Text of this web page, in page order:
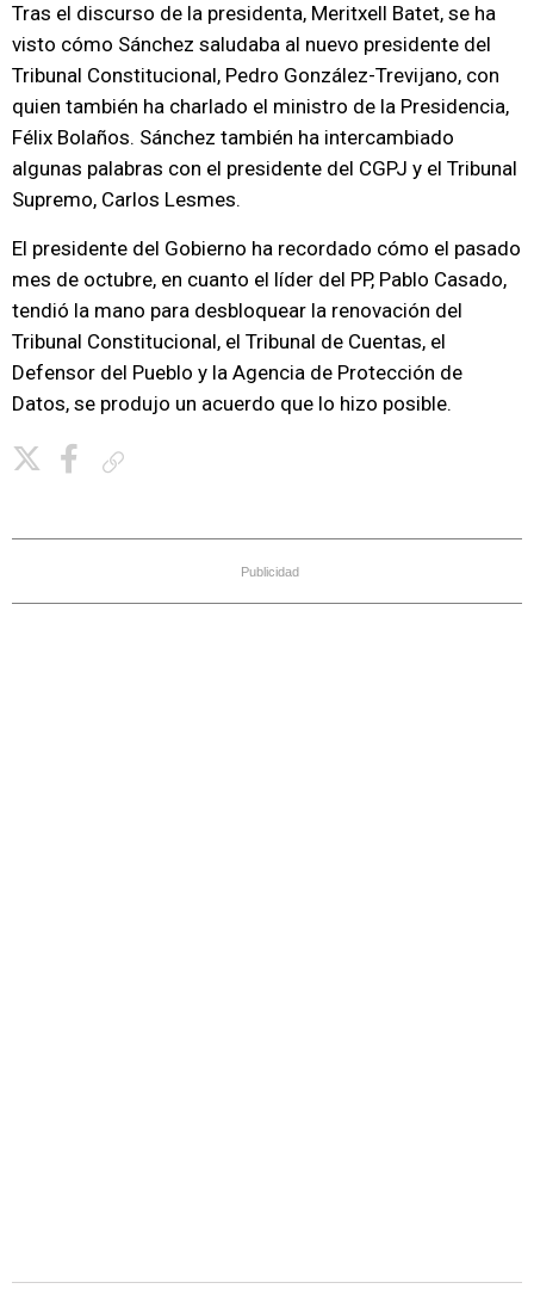
Tras el discurso de la presidenta, Meritxell Batet, se ha
visto cómo Sánchez saludaba al nuevo presidente del
Tribunal Constitucional, Pedro González-Trevijano, con
quien también ha charlado el ministro de la Presidencia,
Félix Bolaños. Sánchez también ha intercambiado
algunas palabras con el presidente del CGPJ y el Tribunal
Supremo, Carlos Lesmes.
El presidente del Gobierno ha recordado cómo el pasado
mes de octubre, en cuanto el líder del PP, Pablo Casado,
tendió la mano para desbloquear la renovación del
Tribunal Constitucional, el Tribunal de Cuentas, el
Defensor del Pueblo y la Agencia de Protección de
Datos, se produjo un acuerdo que lo hizo posible.
Publicidad